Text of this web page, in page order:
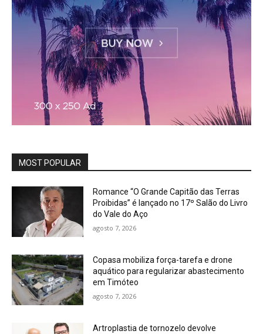
MOST POPULAR
Romance “O Grande Capitão das Terras
Proibidas” é lançado no 17º Salão do Livro
do Vale do Aço
agosto 7, 2026
Copasa mobiliza força-tarefa e drone
aquático para regularizar abastecimento
em Timóteo
agosto 7, 2026
Artroplastia de tornozelo devolve